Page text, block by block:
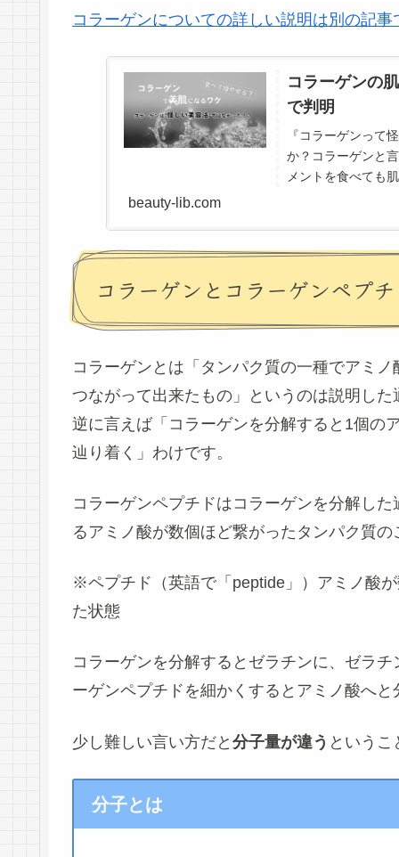
コラーゲンについての詳しい説明は別の記
コラーゲンの
で判明
『コラーゲンって
か？コラーゲンと
メントを食べても
beauty-lib.com
コラーゲンとコラーゲンペプ
コラーゲンとは「タンパク質の一種でアミノ
つながって出来たもの」というのは説明した
逆に言えば「コラーゲンを分解すると1個の
辿り着く」わけです。
コラーゲンペプチドはコラーゲンを分解した
るアミノ酸が数個ほど繋がったタンパク質の
※ペプチド（英語で「peptide」）アミノ酸
た状態
コラーゲンを分解するとゼラチンに、ゼラ
ーゲンペプチドを細かくするとアミノ酸へと
少し難しい言い方だと 分子量が違う というこ
分子とは